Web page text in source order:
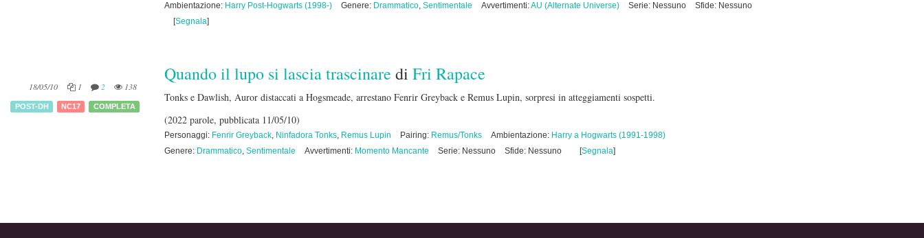
Ambientazione: Harry Post-Hogwarts (1998-) Genere: Drammatico, Sentimentale Avvertimenti:AU (Alternate Universe) Serie: Nessuno
Sfide: Nessuno
[Segnala]
18/05/10 1 2 138
POST-DH NC17 COMPLETA
Quando il lupo si lascia trascinare di Fri Rapace
Tonks e Dawlish, Auror distaccati a Hogsmeade, arrestano Fenrir Greyback e Remus Lupin, sorpresi in atteggiamenti sospetti.
(2022 parole, pubblicata 11/05/10)
Personaggi: Fenrir Greyback, Ninfadora Tonks, Remus Lupin Pairing: Remus/Tonks Ambientazione: Harry a Hogwarts (1991-1998)
Genere: Drammatico, Sentimentale Avvertimenti: Momento Mancante Serie: Nessuno Sfide: Nessuno [Segnala]